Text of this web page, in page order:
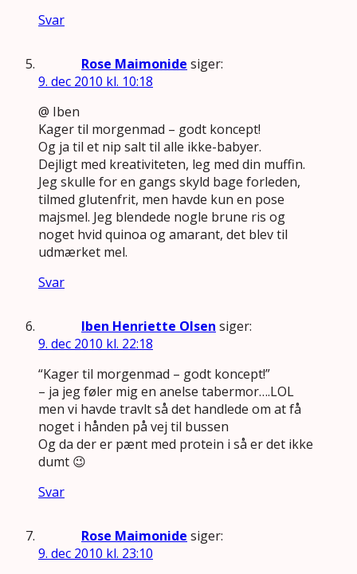
Svar
Rose Maimonide siger:
9. dec 2010 kl. 10:18
@ Iben
Kager til morgenmad – godt koncept!
Og ja til et nip salt til alle ikke-babyer.
Dejligt med kreativiteten, leg med din muffin.
Jeg skulle for en gangs skyld bage forleden,
tilmed glutenfrit, men havde kun en pose
majsmel. Jeg blendede nogle brune ris og
noget hvid quinoa og amarant, det blev til
udmærket mel.
Svar
Iben Henriette Olsen siger:
9. dec 2010 kl. 22:18
“Kager til morgenmad – godt koncept!”
– ja jeg føler mig en anelse tabermor….LOL
men vi havde travlt så det handlede om at få
noget i hånden på vej til bussen
Og da der er pænt med protein i så er det ikke
dumt 😉
Svar
Rose Maimonide siger:
9. dec 2010 kl. 23:10